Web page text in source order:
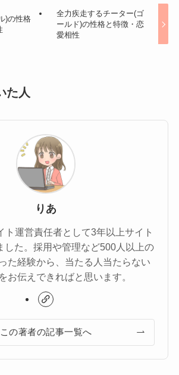
)の性格
全力疾走するチーター(ゴ
ールド)の性格と特徴・恋
愛相性
た人
りあ
ト運営責任者として3年以上サイト
した。採用や管理など500人以上の
た経験から、当たる人当たらない
お伝えできればと思います。
この著者の記事一覧へ